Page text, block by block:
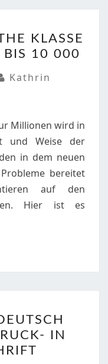
KLASSE
BIS 10 000
Kathrin
Millionen wird in
und Weise der
in dem neuen
bereitet
auf den
Hier ist es
IN